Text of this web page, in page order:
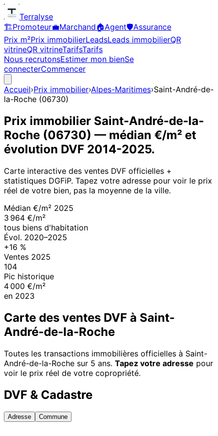
Terralyse
🏗️Promoteur💼Marchand🏠Agent🛡️Assurance
Prix m²Prix immobilierLeadsLeads immobilierQR
vitrineQR vitrineTarifsTarifs
Nous recrutonsEstimer mon bienSe
connecterCommencer
Accueil›Prix immobilier›Alpes-Maritimes›Saint-André-de-
la-Roche (06730)
Prix immobilier Saint-André-de-la-
Roche (06730) — médian €/m² et
évolution DVF 2014-2025.
Carte interactive des ventes DVF officielles +
statistiques DGFiP. Tapez votre adresse pour voir le prix
réel de votre bien, pas la moyenne de la ville.
Médian €/m² 2025
3 964 €/m²
tous biens d'habitation
Évol. 2020–2025
+16 %
Ventes 2025
104
Pic historique
4 000 €/m²
en 2023
Carte des ventes DVF à Saint-
André-de-la-Roche
Toutes les transactions immobilières officielles à Saint-
André-de-la-Roche sur 5 ans. Tapez votre adresse pour
voir le prix réel de votre copropriété.
DVF & Cadastre
Adresse Commune